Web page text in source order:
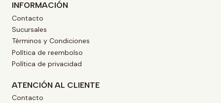
INFORMACIÓN
Contacto
Sucursales
Términos y Condiciones
Política de reembolso
Política de privacidad
ATENCIÓN AL CLIENTE
Contacto